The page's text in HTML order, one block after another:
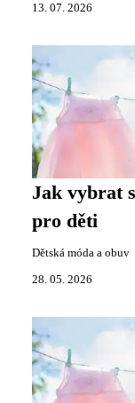
13. 07. 2026
Jak vybrat
pro děti
Dětská móda a obuv
28. 05. 2026